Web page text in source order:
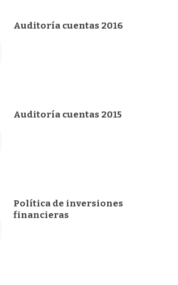
Auditoría cuentas 2016
Auditoría cuentas 2015
Política de inversiones
financieras